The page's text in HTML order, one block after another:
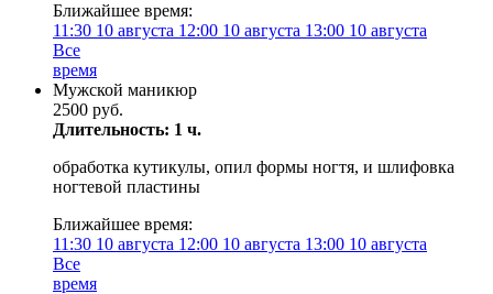
Ближайшее время:
11:30 10 августа 12:00 10 августа 13:00 10 августа
Все
время
Мужской маникюр
2500 руб.
Длительность: 1 ч.
обработка кутикулы, опил формы ногтя, и шлифовка
ногтевой пластины
Ближайшее время:
11:30 10 августа 12:00 10 августа 13:00 10 августа
Все
время